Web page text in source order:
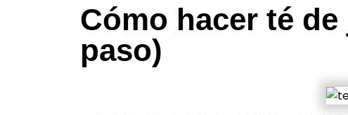
Cómo hacer té
paso)